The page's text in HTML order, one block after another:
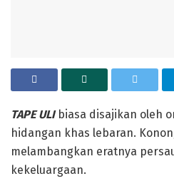
‎TAPE ULIbiasa disajikan oleh
hidangan khas lebaran.
melambangkan eratnya
kekeluargaan.